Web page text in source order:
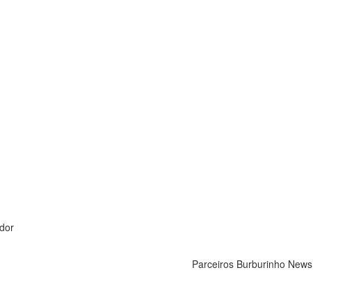
Parceiros Burburinho News